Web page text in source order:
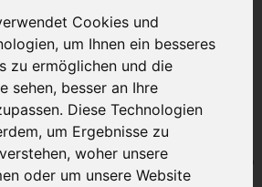
Cookies und
um Ihnen ein besseres
zu ermöglichen und die
sehen, besser an Ihre
Diese Technologien
um Ergebnisse zu
woher unsere
oder um unsere Website
Direkt Downloaden
12 Lieder
Sofort Download
5,00 €
In den
Warenkorb